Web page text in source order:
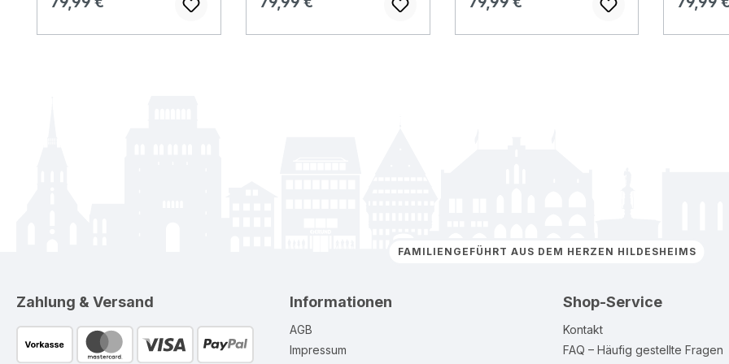
FAMILIENGEFÜHRT AUS DEM HERZEN HILDESHEIMS
Zahlung & Versand Informationen
AGB
Impressum
Shop-Service
Kontakt
FAQ – Häufig gestellte Fragen